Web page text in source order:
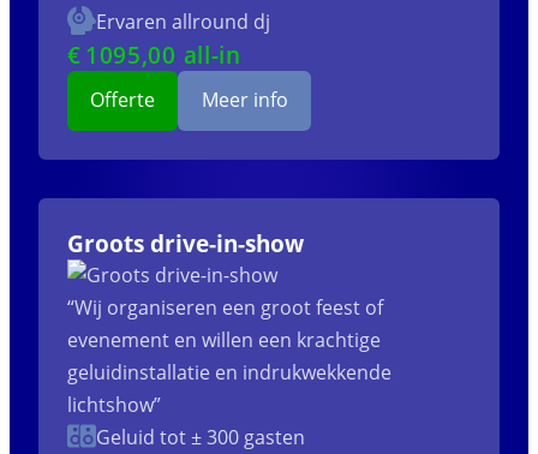
Ervaren allround dj
€ 1095,00 all-in
Offerte Meer info
Groots drive-in-show
“Wij organiseren een groot feest of
evenement en willen een krachtige
geluidinstallatie en indrukwekkende
lichtshow”
Geluid tot ± 300 gasten